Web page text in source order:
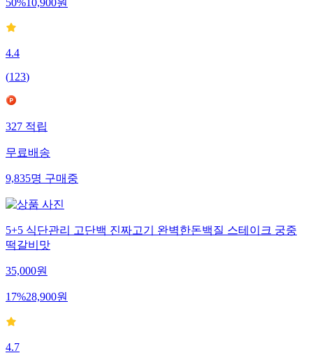
50%10,900원
4.4
(123)
327적립
무료배송
9,835명구매중
5+5 식단관리 고단백 진짜고기 완벽한돈백질 스테이크 궁중
떡갈비맛
35,000원
17%28,900원